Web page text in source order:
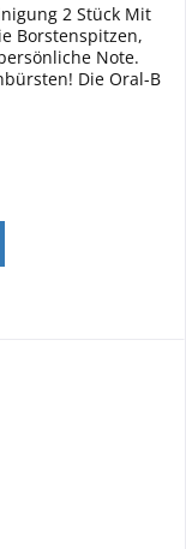
2 Stück Mit
Borstenspitzen,
Note.
Die Oral-B